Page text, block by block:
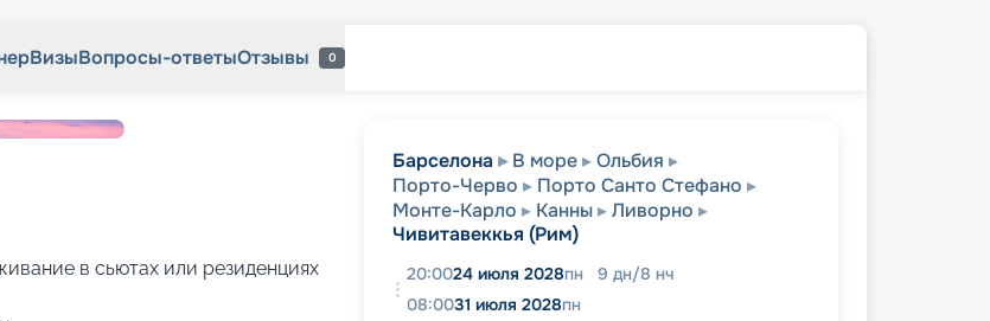
ВизыВопросы-ответыОтзывы 0
в сьютах или резиденциях
Барселона В море
Ольбия
Порто-Черво
Порто Санто Стефано
Монте-Карло
Канны
Ливорно
Чивитавеккья (Рим)
20:0024 июля 2028пн 9 дн/8 нч
08:0031 июля 2028пн